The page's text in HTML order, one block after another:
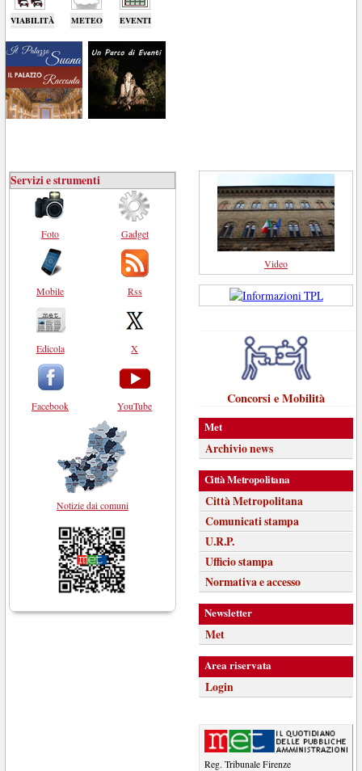
VIABILITÀ METEO EVENTI
Servizi e strumenti
Foto
Mobile
Edicola
Facebook
Gadget
Rss
X
YouTube
Notizie dai comuni
Video
Concorsi e Mobilità
Met
Archivio news
Città Metropolitana
Città Metropolitana
Comunicati stampa
U.R.P.
Ufficio stampa
Normativa e accesso
Newsletter
Met
Area riservata
Login
Reg. Tribunale Firenze